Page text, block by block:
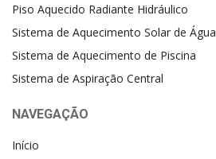
Piso Aquecido Radiante Hidráulico
Sistema de Aquecimento Solar de Água
Sistema de Aquecimento de Piscina
Sistema de Aspiração Central
NAVEGAÇÃO
Início